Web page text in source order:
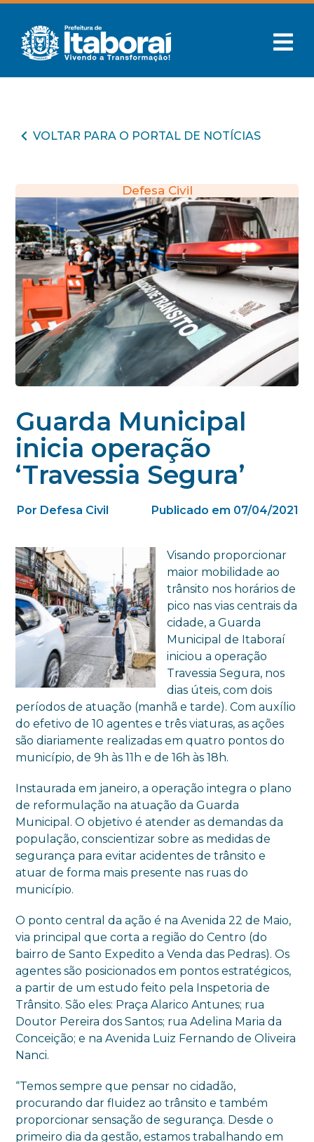
VOLTAR PARA O PORTAL DE NOTÍCIAS
Defesa Civil
Guarda Municipal
inicia operação
‘Travessia Segura’
Por Defesa Civil Publicado em 07/04/2021
Visando proporcionar
maior mobilidade ao
trânsito nos horários de
pico nas vias centrais da
cidade, a Guarda
Municipal de Itaboraí
iniciou a operação
Travessia Segura, nos
dias úteis, com dois
períodos de atuação (manhã e tarde). Com auxílio
do efetivo de 10 agentes e três viaturas, as ações
são diariamente realizadas em quatro pontos do
município, de 9h às 11h e de 16h às 18h.
Instaurada em janeiro, a operação integra o plano
de reformulação na atuação da Guarda
Municipal. O objetivo é atender as demandas da
população, conscientizar sobre as medidas de
segurança para evitar acidentes de trânsito e
atuar de forma mais presente nas ruas do
município.
O ponto central da ação é na Avenida 22 de Maio,
via principal que corta a região do Centro (do
bairro de Santo Expedito a Venda das Pedras). Os
agentes são posicionados em pontos estratégicos,
a partir de um estudo feito pela Inspetoria de
Trânsito. São eles: Praça Alarico Antunes; rua
Doutor Pereira dos Santos; rua Adelina Maria da
Conceição; e na Avenida Luiz Fernando de Oliveira
Nanci.
“Temos sempre que pensar no cidadão,
procurando dar fluidez ao trânsito e também
proporcionar sensação de segurança. Desde o
primeiro dia da gestão, estamos trabalhando em